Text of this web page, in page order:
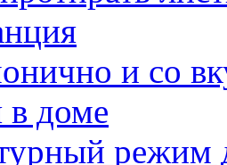
и со
в доме
режим